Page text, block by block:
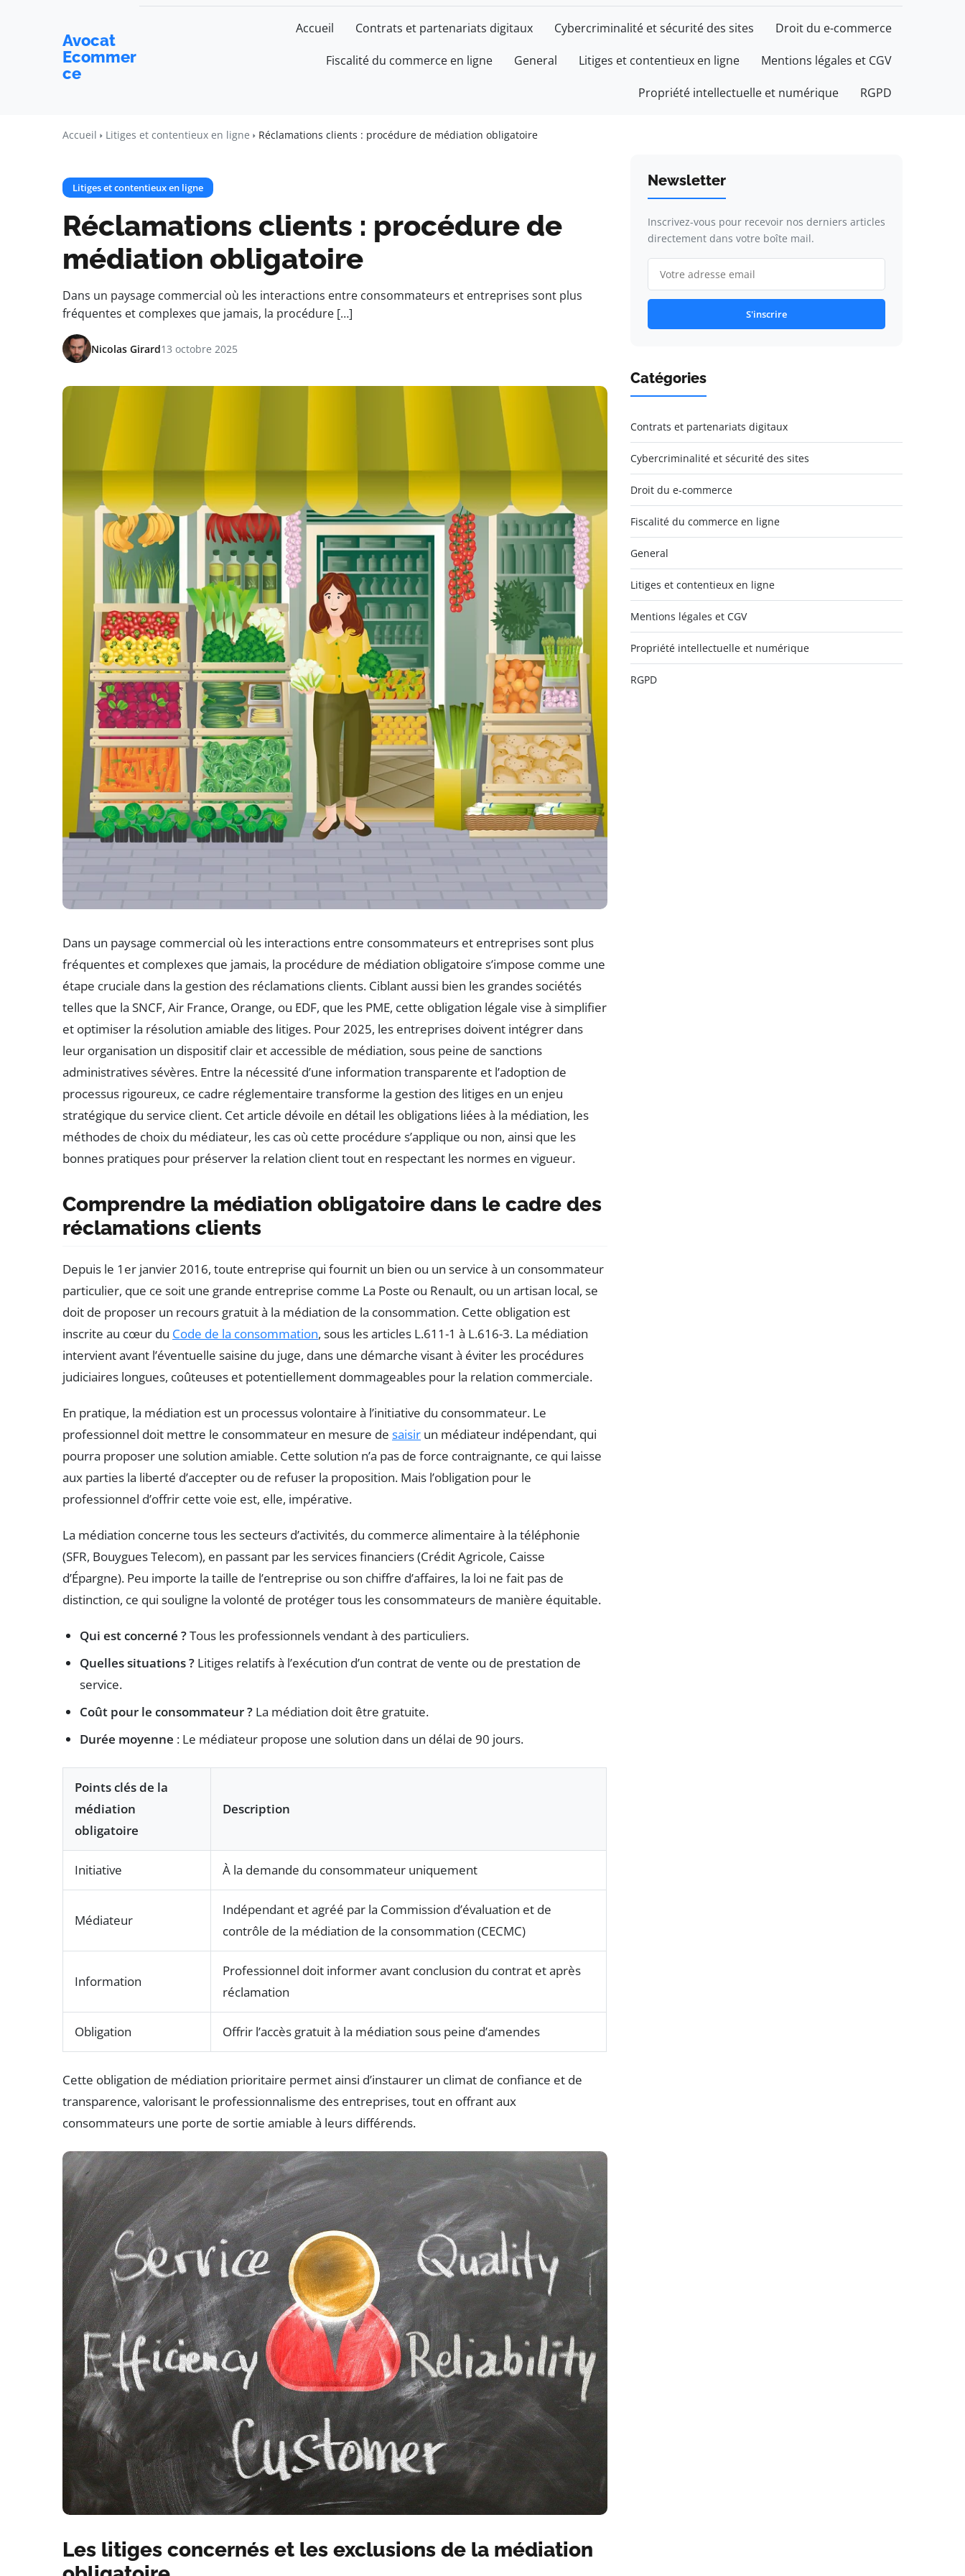
Avocat
Ecommer
ce
Accueil Contrats et partenariats digitaux Cybercriminalité et sécurité des sites Droit du e-commerce
Fiscalité du commerce en ligne General Litiges et contentieux en ligne Mentions légales et CGV
Propriété intellectuelle et numérique RGPD
Accueil Litiges et contentieux en ligne Réclamations clients : procédure de médiation obligatoire
Litiges et contentieux en ligne
Réclamations clients : procédure de
médiation obligatoire
Dans un paysage commercial où les interactions entre consommateurs et entreprises sont plus
fréquentes et complexes que jamais, la procédure […]
Nicolas Girard13 octobre 2025
Dans un paysage commercial où les interactions entre consommateurs et entreprises sont plus
fréquentes et complexes que jamais, la procédure de médiation obligatoire s’impose comme une
étape cruciale dans la gestion des réclamations clients. Ciblant aussi bien les grandes sociétés
telles que la SNCF, Air France, Orange, ou EDF, que les PME, cette obligation légale vise à simplifier
et optimiser la résolution amiable des litiges. Pour 2025, les entreprises doivent intégrer dans
leur organisation un dispositif clair et accessible de médiation, sous peine de sanctions
administratives sévères. Entre la nécessité d’une information transparente et l’adoption de
processus rigoureux, ce cadre réglementaire transforme la gestion des litiges en un enjeu
stratégique du service client. Cet article dévoile en détail les obligations liées à la médiation, les
méthodes de choix du médiateur, les cas où cette procédure s’applique ou non, ainsi que les
bonnes pratiques pour préserver la relation client tout en respectant les normes en vigueur.
Comprendre la médiation obligatoire dans le cadre des
réclamations clients
Depuis le 1er janvier 2016, toute entreprise qui fournit un bien ou un service à un consommateur
particulier, que ce soit une grande entreprise comme La Poste ou Renault, ou un artisan local, se
doit de proposer un recours gratuit à la médiation de la consommation. Cette obligation est
inscrite au cœur du Code de la consommation, sous les articles L.611-1 à L.616-3. La médiation
intervient avant l’éventuelle saisine du juge, dans une démarche visant à éviter les procédures
judiciaires longues, coûteuses et potentiellement dommageables pour la relation commerciale.
En pratique, la médiation est un processus volontaire à l’initiative du consommateur. Le
professionnel doit mettre le consommateur en mesure de saisir un médiateur indépendant, qui
pourra proposer une solution amiable. Cette solution n’a pas de force contraignante, ce qui laisse
aux parties la liberté d’accepter ou de refuser la proposition. Mais l’obligation pour le
professionnel d’offrir cette voie est, elle, impérative.
La médiation concerne tous les secteurs d’activités, du commerce alimentaire à la téléphonie
(SFR, Bouygues Telecom), en passant par les services financiers (Crédit Agricole, Caisse
d’Épargne). Peu importe la taille de l’entreprise ou son chiffre d’affaires, la loi ne fait pas de
distinction, ce qui souligne la volonté de protéger tous les consommateurs de manière équitable.
Qui est concerné ?Tous les professionnels vendant à des particuliers.
Quelles situations ? Litiges relatifs à l’exécution d’un contrat de vente ou de prestation de
service.
Coût pour le consommateur ? La médiation doit être gratuite.
Durée moyenne : Le médiateur propose une solution dans un délai de 90 jours.
Points clés de la
médiation
obligatoire
Description
Initiative À la demande du consommateur uniquement
Médiateur
Indépendant et agréé par la Commission d’évaluation et de
contrôle de la médiation de la consommation (CECMC)
Information
Professionnel doit informer avant conclusion du contrat et après
réclamation
Obligation Offrir l’accès gratuit à la médiation sous peine d’amendes
Cette obligation de médiation prioritaire permet ainsi d’instaurer un climat de confiance et de
transparence, valorisant le professionnalisme des entreprises, tout en offrant aux
consommateurs une porte de sortie amiable à leurs différends.
Les litiges concernés et les exclusions de la médiation
Newsletter
Inscrivez-vous pour recevoir nos derniers articles
directement dans votre boîte mail.
S'inscrire
Catégories
Contrats et partenariats digitaux
Cybercriminalité et sécurité des sites
Droit du e-commerce
Fiscalité du commerce en ligne
General
Litiges et contentieux en ligne
Mentions légales et CGV
Propriété intellectuelle et numérique
RGPD